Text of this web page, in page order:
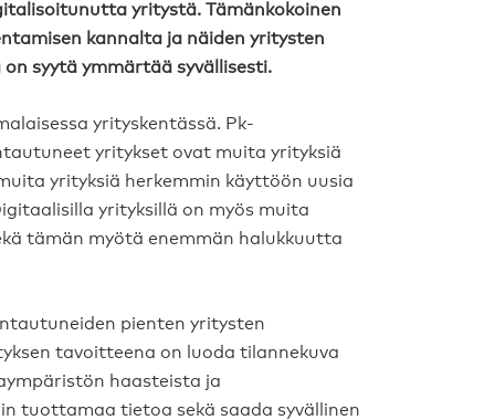
yritystä. Tämänkokoinen
kannalta ja näiden yritysten
syytä ymmärtää syvällisesti.
yrityskentässä. Pk-
yritykset ovat muita yrityksiä
yrityksiä herkemmin käyttöön uusia
yrityksillä on myös muita
tämän myötä enemmän halukkuutta
pienten yritysten
tavoitteena on luoda tilannekuva
haasteista ja
tuottamaa tietoa sekä saada syvällinen